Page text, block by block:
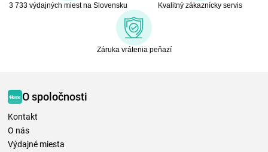
3 733 výdajných miest na Slovensku Kvalitný zákaznícky servis
Záruka vrátenia peňazí
O spoločnosti
Kontakt
O nás
Výdajné miesta